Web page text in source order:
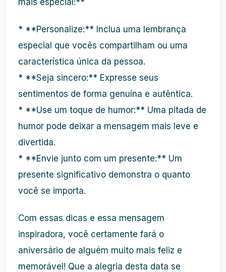
mais especial:**
* **Personalize:** Inclua uma lembrança
especial que vocês compartilham ou uma
característica única da pessoa.
* **Seja sincero:** Expresse seus
sentimentos de forma genuína e autêntica.
* **Use um toque de humor:** Uma pitada de
humor pode deixar a mensagem mais leve e
divertida.
* **Envie junto com um presente:** Um
presente significativo demonstra o quanto
você se importa.
Com essas dicas e essa mensagem
inspiradora, você certamente fará o
aniversário de alguém muito mais feliz e
memorável! Que a alegria desta data se